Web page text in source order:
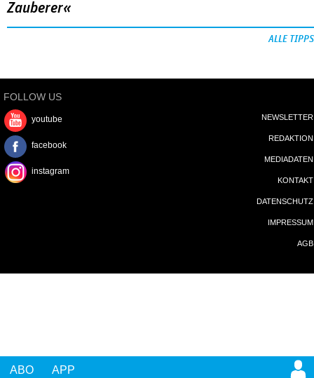
ABO APP
Zauberer«
ALLE TIPPS
FOLLOW US
youtube
facebook
instagram
NEWSLETTER
REDAKTION
MEDIADATEN
KONTAKT
DATENSCHUTZ
IMPRESSUM
AGB